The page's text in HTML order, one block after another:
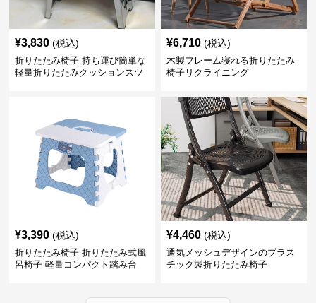
¥3,830 (税込)
折りたたみ椅子 持ち運び簡単な
軽量折りたたみクッションスツ
¥6,710 (税込)
木製フレーム寝れる折りたたみ
椅子リクライニング
¥3,390 (税込)
折りたたみ椅子 折りたたみ式風
呂椅子 軽量コンパクト踏み台
¥4,460 (税込)
通気メッシュデザインのプラス
チック製折りたたみ椅子